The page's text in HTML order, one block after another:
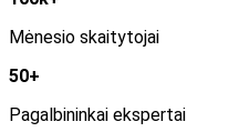
Mėnesio skaitytojai
50+
Pagalbininkai ekspertai